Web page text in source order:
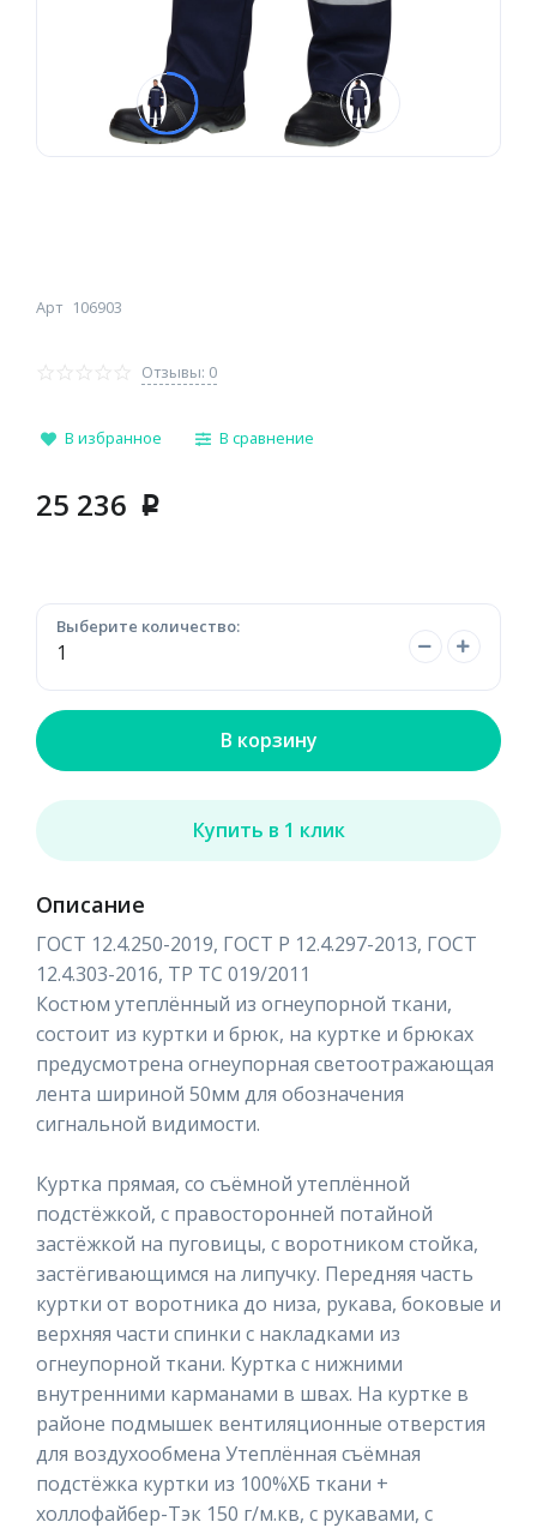
Арт 106903
Отзывы: 0
В избранное В сравнение
25 236 p
Выберите количество:
В корзину
Купить в 1 клик
Описание
ГОСТ 12.4.250-2019, ГОСТ Р 12.4.297-2013, ГОСТ
12.4.303-2016, ТР ТС 019/2011
Костюм утеплённый из огнеупорной ткани,
состоит из куртки и брюк, на куртке и брюках
предусмотрена огнеупорная светоотражающая
лента шириной 50мм для обозначения
сигнальной видимости.
Куртка прямая, со съёмной утеплённой
подстёжкой, с правосторонней потайной
застёжкой на пуговицы, с воротником стойка,
застёгивающимся на липучку. Передняя часть
куртки от воротника до низа, рукава, боковые и
верхняя части спинки с накладками из
огнеупорной ткани. Куртка с нижними
внутренними карманами в швах. На куртке в
районе подмышек вентиляционные отверстия
для воздухообмена Утеплённая съёмная
подстёжка куртки из 100%ХБ ткани +
холлофайбер-Тэк 150 г/м.кв, с рукавами, с